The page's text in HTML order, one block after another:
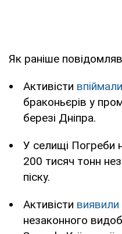
Як раніше повідомляв
Активісти
браконьєрів у
березі Дніпра.
У селищі Погреби
200 тисяч тонн
піску.
Активісти виявили
незаконного